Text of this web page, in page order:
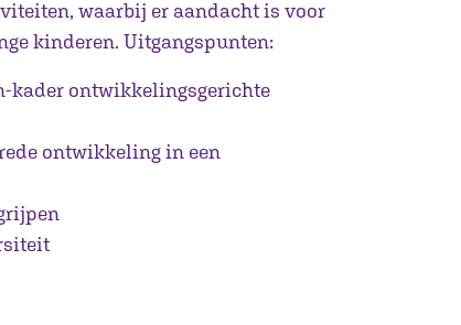
waarbij er aandacht is voor
kinderen. Uitgangspunten:
kader ontwikkelingsgerichte
ontwikkeling in een